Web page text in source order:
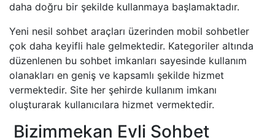
daha doğru bir şekilde kullanmaya başlamaktadır.
Yeni nesil sohbet araçları üzerinden mobil sohbetler
çok daha keyifli hale gelmektedir. Kategoriler altında
düzenlenen bu sohbet imkanları sayesinde kullanım
olanakları en geniş ve kapsamlı şekilde hizmet
vermektedir. Site her şehirde kullanım imkanı
oluşturarak kullanıcılara hizmet vermektedir.
Bizimmekan Evli Sohbet